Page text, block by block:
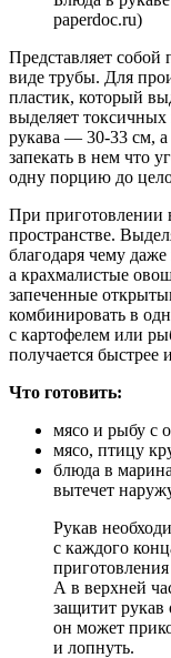
paperdoc.ru)
Представляет собой
виде трубы. Для
пластик, который
выделяет
рукава — 30-33 см, а
запекать в нем что
одну порцию до
При приготовлении
пространстве.
благодаря чему
а крахмалистые
запеченные
комбинировать в
с картофелем или
получается быстрее
Что готовить:
мясо и рыбу с
мясо, птицу
блюда в
вытечет
Рукав
с каждого
А в верхней
защитит рукав
он может
и лопнуть.